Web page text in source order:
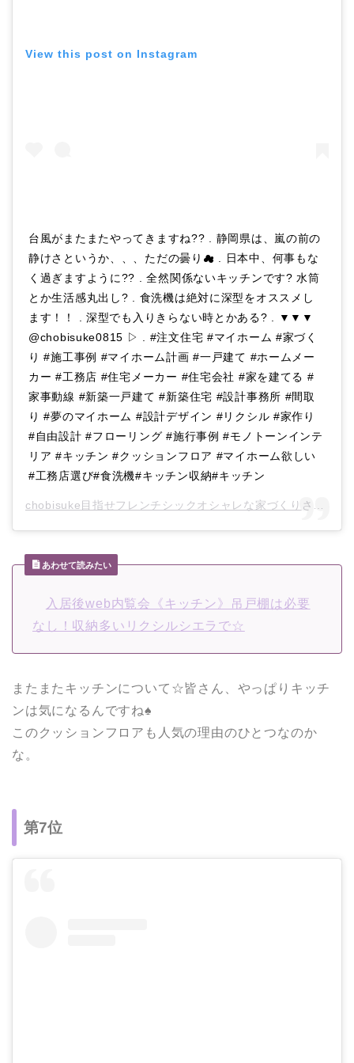
View this post on Instagram
台風がまたまたやってきますね?? . 静岡県は、嵐の前の
静けさというか、、、ただの曇り☁︎ . 日本中、何事もな
く過ぎますように?? . 全然関係ないキッチンです? 水筒
とか生活感丸出し? . 食洗機は絶対に深型をオススメし
ます！！ . 深型でも入りきらない時とかある? . ▼▼▼
@chobisuke0815 ▷ . #注文住宅 #マイホーム #家づく
り #施工事例 #マイホーム計画 #一戸建て #ホームメー
カー #工務店 #住宅メーカー #住宅会社 #家を建てる #
家事動線 #新築一戸建て #新築住宅 #設計事務所 #間取
り #夢のマイホーム #設計デザイン #リクシル #家作り
#自由設計 #フローリング #施行事例 #モノトーンインテ
リア #キッチン #クッションフロア #マイホーム欲しい
#工務店選び#食洗機#キッチン収納#キッチン
chobisuke目指せフレンチシックオシャレな家づくり さん(@chobisuke0815)がシェアした投稿 –
あわせて読みたい
入居後web内覧会《キッチン》吊戸棚は必要
なし！収納多いリクシルシエラで☆
またまたキッチンについて☆皆さん、やっぱりキッチ
ンは気になるんですね♠
このクッションフロアも人気の理由のひとつなのか
な。
第7位